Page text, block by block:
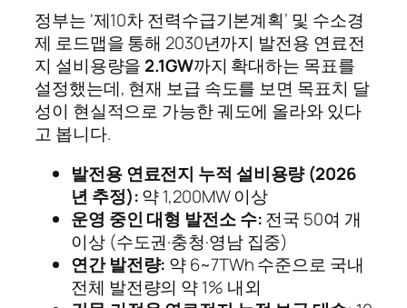
정부는 ‘제10차 전력수급기본계획’ 및 수소경
제 로드맵을 통해 2030년까지 발전용 연료전
지 설비용량을 2.1GW까지 확대하는 목표를
설정했는데, 현재 보급 속도를 보면 목표치 달
성이 현실적으로 가능한 궤도에 올라와 있다
고 봅니다.
발전용 연료전지 누적 설비용량 (2026
년 추정):약 1,200MW 이상
운영 중인 대형 발전소 수:전국 50여 개
이상 (수도권·충청·영남 집중)
연간 발전량: 약 6~7TWh 수준으로 국내
전체 발전량의 약 1% 내외